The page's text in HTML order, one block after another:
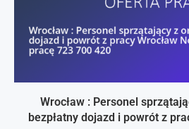
Wrocław : Personel
bezpłatny dojazd i powrót z